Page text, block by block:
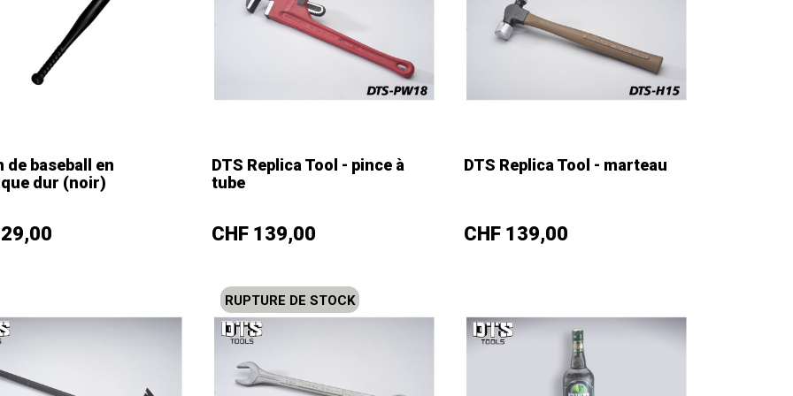
de baseball en
dur (noir)
DTS Replica Tool - pince à
tube
Prix
CHF 139,00
DTS Replica Tool - marteau
Prix
CHF 139,00
RUPTURE DE STOCK